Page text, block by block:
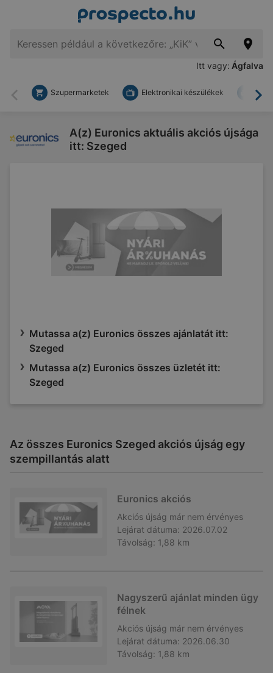
Itt vagy: Ágfalva
Vissza
Szupermarketek Elektronikai készülékek
A(z) Euronics aktuális akciós újsága
itt: Szeged
Mutassa a(z) Euronics összes ajánlatát itt:
Szeged
Mutassa a(z) Euronics összes üzletét itt:
Szeged
Az összes Euronics Szeged akciós újság egy
szempillantás alatt
Euronics akciós
Akciós újság már nem érvényes
Lejárat dátuma: 2026.07.02
Távolság: 1,88 km
Nagyszerű ajánlat minden ügy
félnek
Akciós újság már nem érvényes
Lejárat dátuma: 2026.06.30
Távolság: 1,88 km